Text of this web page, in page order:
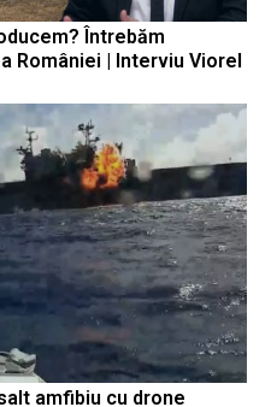
Întrebăm
României | Interviu Viorel
amfibiu cu drone